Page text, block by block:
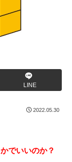
LINE
2022.05.30
でいいのか？